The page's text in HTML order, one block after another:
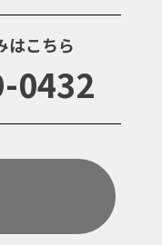
はこちら
0432